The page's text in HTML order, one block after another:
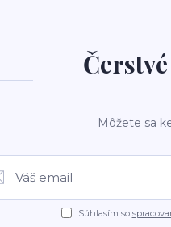
Môžete sa
Súhlasím so